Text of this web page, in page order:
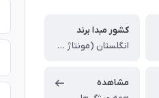
کشور مبدا برند
انگلستان (مونتاژ چین)
مشاهده